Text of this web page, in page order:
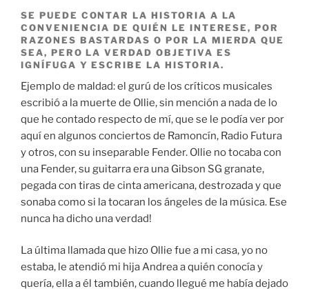
SE PUEDE CONTAR LA HISTORIA A LA
CONVENIENCIA DE QUIÉN LE INTERESE, POR
RAZONES BASTARDAS O POR LA MIERDA QUE
SEA, PERO LA VERDAD OBJETIVA ES
IGNÍFUGA Y ESCRIBE LA HISTORIA.
Ejemplo de maldad: el gurú de los críticos musicales
escribió a la muerte de Ollie, sin mención a nada de lo
que he contado respecto de mí, que se le podía ver por
aquí en algunos conciertos de Ramoncín, Radio Futura
y otros, con su inseparable Fender. Ollie no tocaba con
una Fender, su guitarra era una Gibson SG granate,
pegada con tiras de cinta americana, destrozada y que
sonaba como si la tocaran los ángeles de la música. Ese
nunca ha dicho una verdad!
La última llamada que hizo Ollie fue a mi casa, yo no
estaba, le atendió mi hija Andrea a quién conocía y
quería, ella a él también, cuando llegué me había dejado